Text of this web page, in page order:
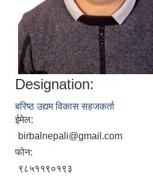
Designation:
बरिष्ठ उद्यम विकास सहजकर्ता
ईमेल:
birbalnepali@gmail.com
फोन:
९८५११९०१९३